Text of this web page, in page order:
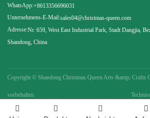
WhatsApp:+8613356696031
Unternehmens-E-Mail:sales04@christmas-queen.com
Adresse:Nr. 659, West East Industrial Park, Stadt Dangjia,
Shandong, China
Copyright © Shandong Christmas Queen Arts &amp; Crafts
vorbehalten.